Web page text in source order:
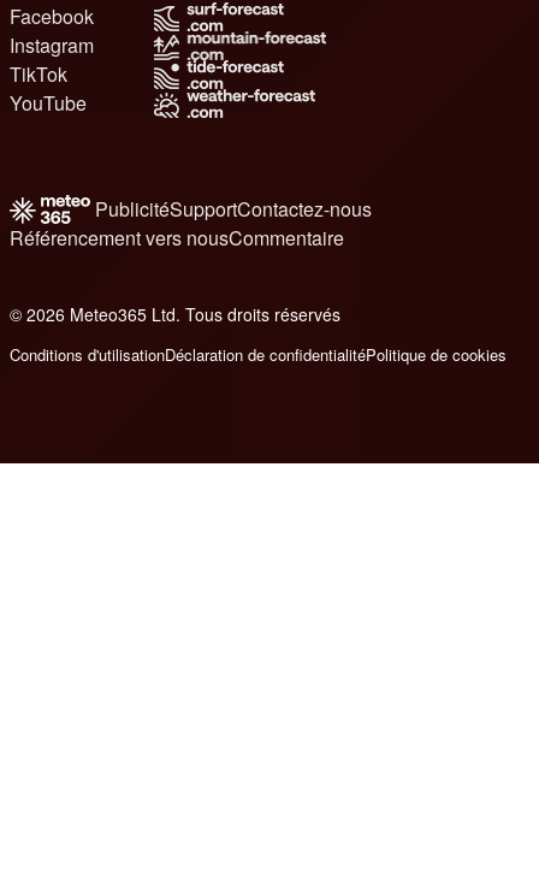
Facebook
Instagram
TikTok
YouTube
PublicitéSupportContactez-nous
Référencement vers nousCommentaire
© 2026 Meteo365 Ltd. Tous droits réservés
Conditions d'utilisationDéclaration de confidentialitéPolitique de cookies